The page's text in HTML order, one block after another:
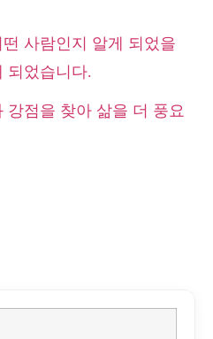
사람인지 알게 되었을
되었습니다.
강점을 찾아 삶을 더 풍요